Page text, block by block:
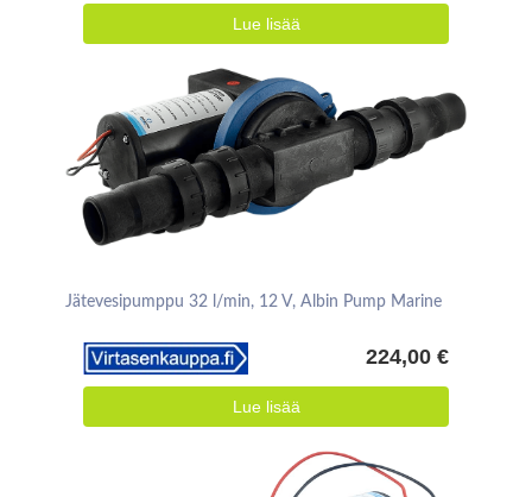
Lue lisää
Jätevesipumppu 32 l/min, 12 V, Albin Pump Marine
224,00 €
Lue lisää